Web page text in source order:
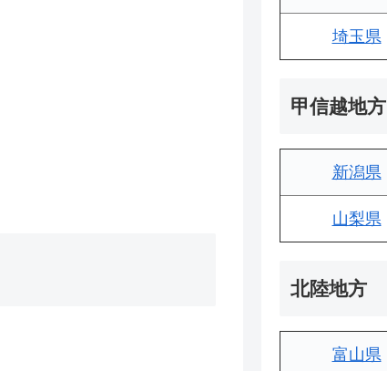
埼玉県
甲信越地方
新潟県
山梨県
北陸地方
富山県